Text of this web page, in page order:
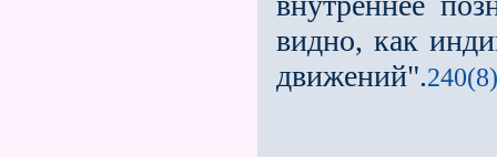
видно, как
движений".240(8)